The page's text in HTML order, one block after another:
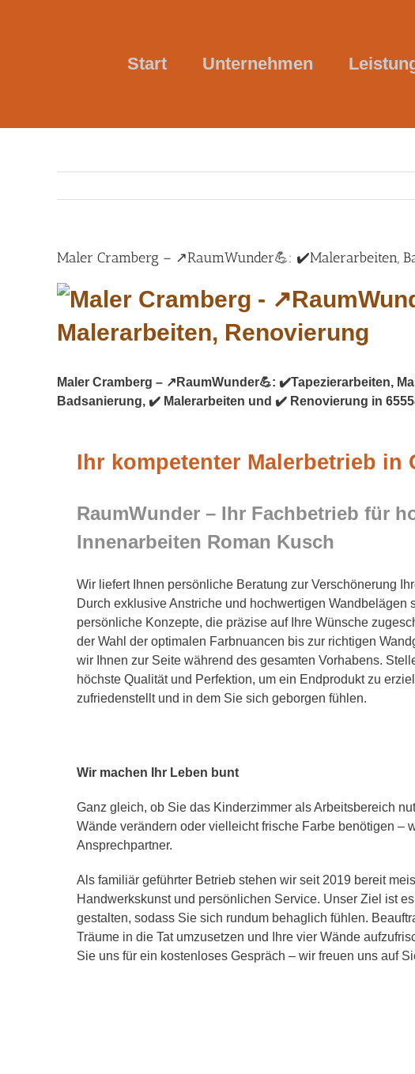
Start Unternehmen
Maler Cramberg – ↗️RaumWunder💪: ✔️Malerarbeiten,
Maler Cramberg – ↗️RaumWunder💪: ✔️Tapezierarbeiten,
Badsanierung, ✔️ Malerarbeiten und ✔️ Renovierung in
Ihr kompetenter Malerbetrieb in
RaumWunder – Ihr Fachbetrieb für
Innenarbeiten Roman Kusch
Wir liefert Ihnen persönliche Beratung zur Verschönerung
Durch exklusive Anstriche und hochwertigen Wandbelägen
persönliche Konzepte, die präzise auf Ihre Wünsche
der Wahl der optimalen Farbnuancen bis zur richtigen
wir Ihnen zur Seite während des gesamten Vorhabens.
höchste Qualität und Perfektion, um ein Endprodukt zu
zufriedenstellt und in dem Sie sich geborgen fühlen.
Wir machen Ihr Leben bunt
Ganz gleich, ob Sie das Kinderzimmer als Arbeitsbereich
Wände verändern oder vielleicht frische Farbe benötigen –
Ansprechpartner.
Als familiär geführter Betrieb stehen wir seit 2019 bereit
Handwerkskunst und persönlichen Service. Unser Ziel ist
gestalten, sodass Sie sich rundum behaglich fühlen.
Träume in die Tat umzusetzen und Ihre vier Wände
Sie uns für ein kostenloses Gespräch – wir freuen uns auf